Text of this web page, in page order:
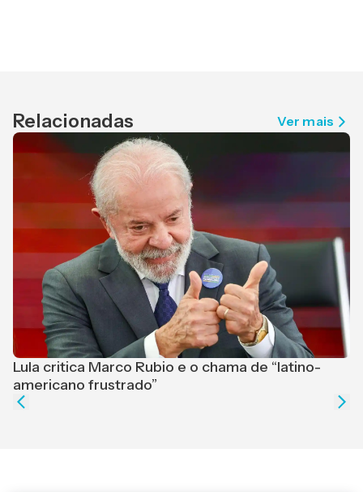
Relacionadas Ver mais
Lula critica Marco Rubio e o chama de “latino-
americano frustrado”